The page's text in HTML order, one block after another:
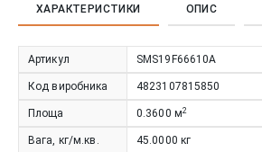
ХАРАКТЕРИСТИКИ ОПИС
Артикул SMS19F66610A
Код виробника 4823107815850
Площа 0.3600 м2
Вага, кг/м.кв. 45.0000 кг